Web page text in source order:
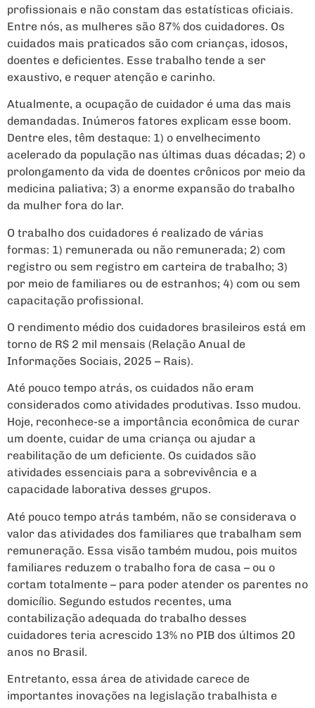
profissionais e não constam das estatísticas oficiais.
Entre nós, as mulheres são 87% dos cuidadores. Os
cuidados mais praticados são com crianças, idosos,
doentes e deficientes. Esse trabalho tende a ser
exaustivo, e requer atenção e carinho.
Atualmente, a ocupação de cuidador é uma das mais
demandadas. Inúmeros fatores explicam esse boom.
Dentre eles, têm destaque: 1) o envelhecimento
acelerado da população nas últimas duas décadas; 2) o
prolongamento da vida de doentes crônicos por meio da
medicina paliativa; 3) a enorme expansão do trabalho
da mulher fora do lar.
O trabalho dos cuidadores é realizado de várias
formas: 1) remunerada ou não remunerada; 2) com
registro ou sem registro em carteira de trabalho; 3)
por meio de familiares ou de estranhos; 4) com ou sem
capacitação profissional.
O rendimento médio dos cuidadores brasileiros está em
torno de R$ 2 mil mensais (Relação Anual de
Informações Sociais, 2025 – Rais).
Até pouco tempo atrás, os cuidados não eram
considerados como atividades produtivas. Isso mudou.
Hoje, reconhece-se a importância econômica de curar
um doente, cuidar de uma criança ou ajudar a
reabilitação de um deficiente. Os cuidados são
atividades essenciais para a sobrevivência e a
capacidade laborativa desses grupos.
Até pouco tempo atrás também, não se considerava o
valor das atividades dos familiares que trabalham sem
remuneração. Essa visão também mudou, pois muitos
familiares reduzem o trabalho fora de casa – ou o
cortam totalmente – para poder atender os parentes no
domicílio. Segundo estudos recentes, uma
contabilização adequada do trabalho desses
cuidadores teria acrescido 13% no PIB dos últimos 20
anos no Brasil.
Entretanto, essa área de atividade carece de
importantes inovações na legislação trabalhista e